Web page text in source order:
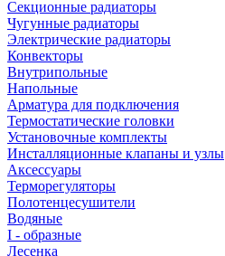
Секционные радиаторы
Чугунные радиаторы
Электрические радиаторы
Конвекторы
Внутрипольные
Напольные
Арматура для подключения
Термостатические головки
Установочные комплекты
Инсталляционные клапаны и узлы
Аксессуары
Терморегуляторы
Полотенцесушители
Водяные
I - образные
Лесенка